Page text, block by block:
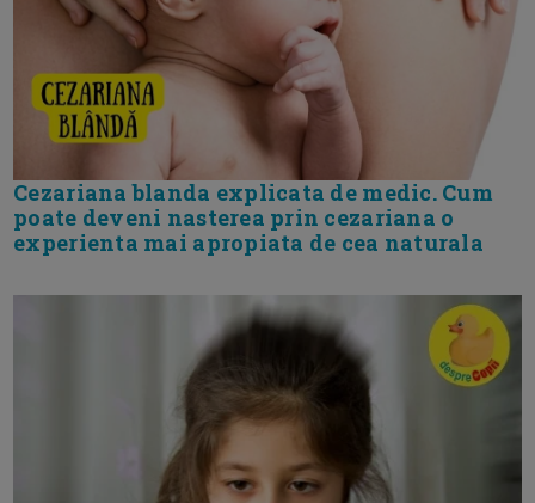
Cezariana blanda explicata de medic. Cum
poate deveni nasterea prin cezariana o
experienta mai apropiata de cea naturala